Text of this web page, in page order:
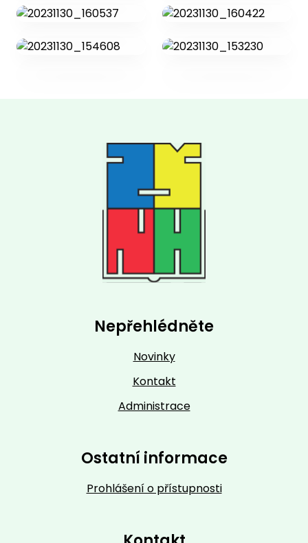
Nepřehlédněte
Novinky
Kontakt
Administrace
Ostatní informace
Prohlášení o přístupnosti